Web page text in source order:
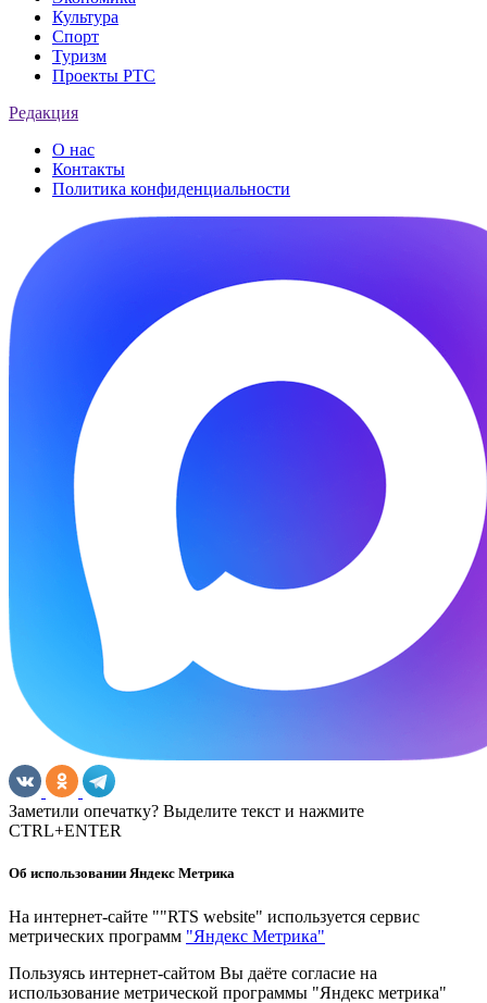
Культура
Спорт
Туризм
Проекты РТС
Редакция
О нас
Контакты
Политика конфиденциальности
Заметили опечатку? Выделите текст и нажмите
CTRL+ENTER
Об использовании Яндекс Метрика
На интернет-сайте ""RTS website" используется сервис
метрических программ "Яндекс Метрика"
Пользуясь интернет-сайтом Вы даёте согласие на
использование метрической программы "Яндекс метрика"